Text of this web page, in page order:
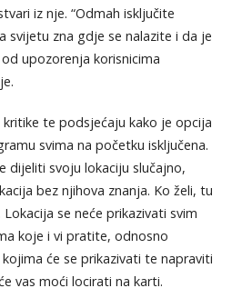
iz nje. “Odmah isključite
svijetu zna gdje se nalazite i da je
upozorenja korisnicima
te podsjećaju kako je opcija
svima na početku isključena.
dijeliti svoju lokaciju slučajno,
bez njihova znanja. Ko želi, tu
se neće prikazivati svim
koje i vi pratite, odnosno
će se prikazivati te napraviti
vas moći locirati na karti.